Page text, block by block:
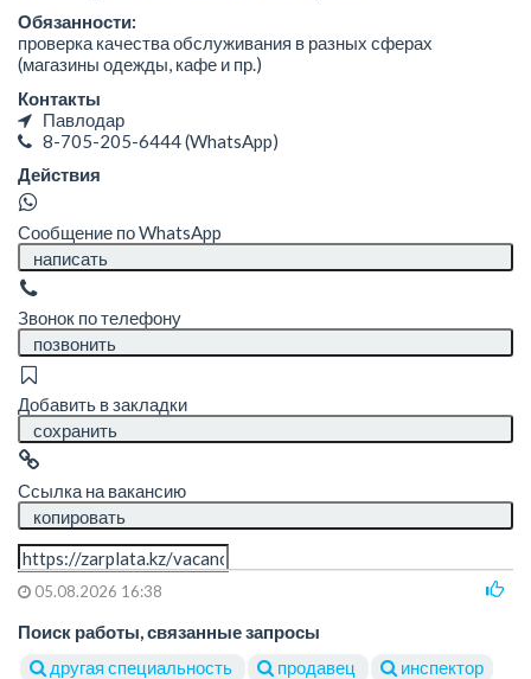
Обязанности:
проверка качества обслуживания в разных сферах
(магазины одежды, кафе и пр.)
Контакты
Павлодар
8-705-205-6444(WhatsApp)
Действия
Сообщение по WhatsApp
написать
Звонок по телефону
позвонить
Добавить в закладки
сохранить
Ссылка на вакансию
копировать
05.08.2026 16:38
Поиск работы, связанные запросы
другая специальность
продавец
инспектор